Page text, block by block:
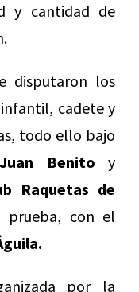
y cantidad de
disputaron los
cadete y
todo ello bajo
Juan Benito y
Raquetas de
prueba, con el
por la